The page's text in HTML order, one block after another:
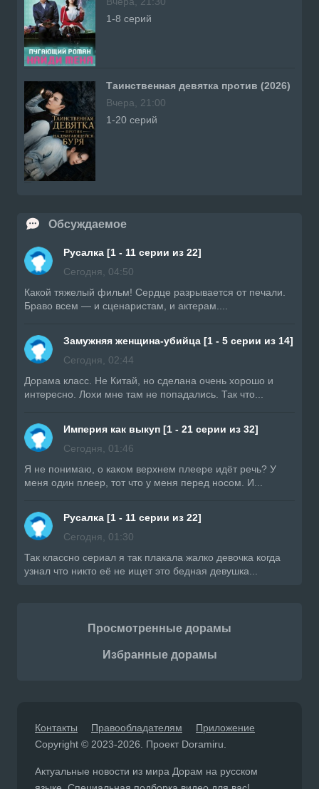
1-8 серий
Таинственная девятка против (2026)
Вчера, 21:00
1-20 серий
Обсуждаемое
Русалка [1 - 11 серии из 22]
Сегодня, 04:50
Какой тяжелый фильм! Сердце разрывается от печали.
Браво всем — и сценаристам, и актерам....
Замужняя женщина-убийца [1 - 5 серии из 14]
Сегодня, 02:44
Дорама класс. Не Китай, но сделана очень хорошо и
интересно. Лохи мне там не попадались. Так что...
Империя как выкуп [1 - 21 серии из 32]
Сегодня, 01:46
Я не понимаю, о каком верхнем плеере идёт речь? У
меня один плеер, тот что у меня перед носом. И...
Русалка [1 - 11 серии из 22]
Сегодня, 01:30
Так классно сериал я так плакала жалко девочка когда
узнал что никто её не ищет это бедная девушка...
Просмотренные дорамы
Избранные дорамы
Контакты Правообладателям
Приложение
Copyright © 2023-2026. Проект Doramiru.
Актуальные новости из мира Дорам на русском